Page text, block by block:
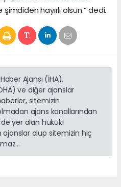
hayırlı olsun.” dedi.
Ajansı (İHA),
ve diğer ajanslar
sitemizin
ajans kanallarından
yer alan hukuki
olup sitemizin hiç